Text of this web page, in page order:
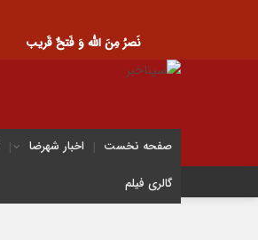
نَصرُ مِنَ الله وَ فَتحٌ قَریب
صفحه نخست اخبار شهرضا
گالری فیلم